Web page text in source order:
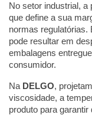
No setor industrial,
que define a sua
normas regulatórias.
pode resultar em
embalagens
consumidor.
Na DELGO,
viscosidade, a
produto para